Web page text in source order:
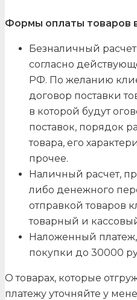
Формы оплаты товаров
Безналичный
согласно
РФ. По желанию
договор поставки
в которой будут
поставок, порядок
товара, его
прочее.
Наличный расчет,
либо денежного
отправкой товаров
товарный и
Наложенный
покупки до 30000
О товарах, которые
платежу уточняйте у